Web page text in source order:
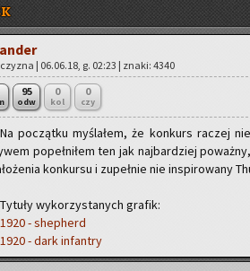
| 06.06.18, g. 02:23 | znaki: 4340
95
odw
0
kol
0
czy
Na po­cząt­ku my­śla­łem, że kon­kurs ra­czej
po­peł­ni­łem ten jak naj­bar­dziej
kon­kur­su i zu­peł­nie nie in­spi­ro­wa­ny
Ty­tu­ły wy­ko­rzy­sta­nych gra­fik:
1920 - she­pherd
1920 - dark in­fan­try